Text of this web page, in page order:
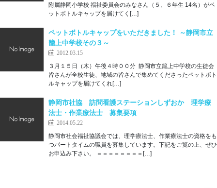
附属静岡小学校 福祉委員会のみなさん（５、６年生 14名）がペ
ットボトルキャップを届けてく[…]
ペットボトルキャップをいただきました！ ～静岡市立
籠上中学校その３～
2012.03.15
３月１５日（木）午後４時００分 静岡市立籠上中学校の生徒会
皆さんが全校生徒、地域の皆さんで集めてくださったペットボト
ルキャップを届けてくれ[…]
静岡市社協 訪問看護ステーションしずおか 理学療
法士・作業療法士 募集要項
2014.05.22
静岡市社会福祉協議会では、理学療法士、作業療法士の資格をも
つパートタイムの職員を募集しています。下記をご覧の上、ぜひ
お申込み下さい。 ＝＝＝＝＝＝＝＝[…]